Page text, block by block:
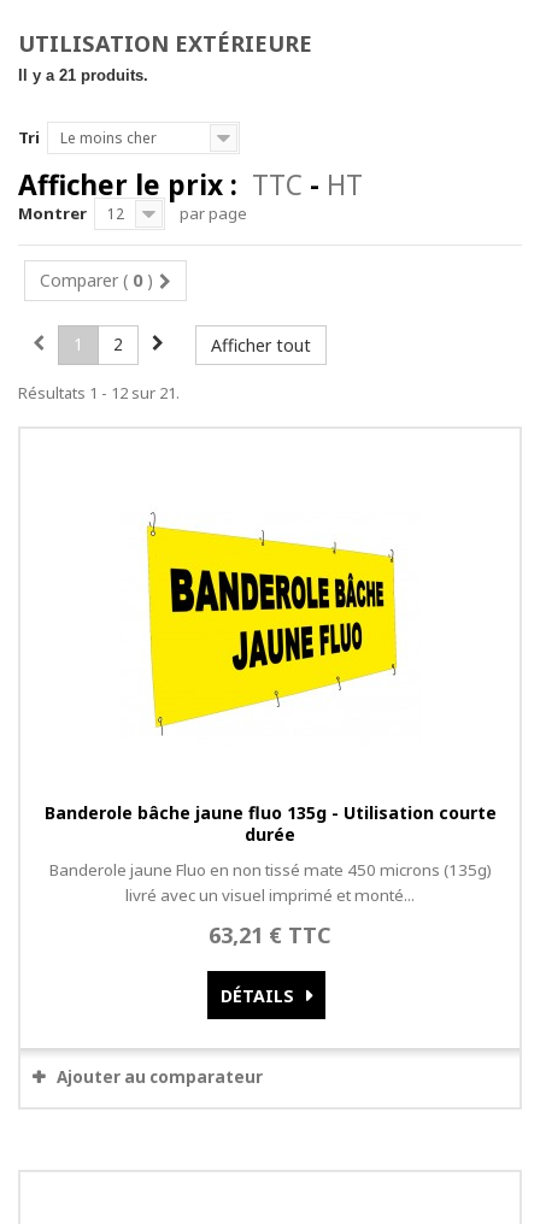
UTILISATION EXTÉRIEURE
Il y a 21 produits.
Tri Le moins cher
Afficher le prix : TTC - HT
Montrer 12 par page
Comparer ( 0 )
Afficher tout
1 2
Résultats 1 - 12 sur 21.
Banderole bâche jaune fluo 135g - Utilisation courte
durée
Banderole jaune Fluo en non tissé mate 450 microns (135g)
livré avec un visuel imprimé et monté...
63,21 € TTC
DÉTAILS
Ajouter au comparateur